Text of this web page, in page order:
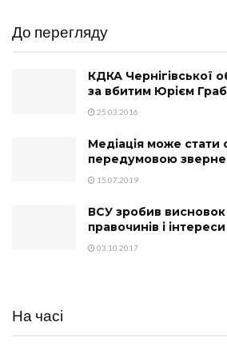
До перегляду
КДКА Чернігівської
за вбитим Юрієм
25.03.2016
Медіація може стати
передумовою
15.07.2019
ВСУ зробив висновок
правочинів і
03.10.2017
На часі